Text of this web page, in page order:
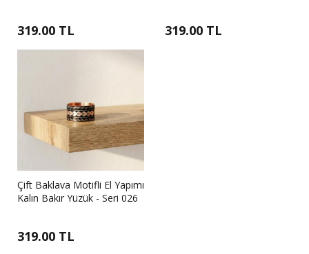
319.00 TL 319.00 TL
Çift Baklava Motifli El Yapımı
Kalın Bakır Yüzük - Seri 026
319.00 TL